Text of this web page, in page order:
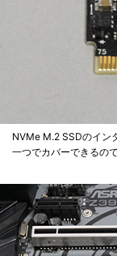
NVMe M.2 SSDのイン
一つでカバーできるの